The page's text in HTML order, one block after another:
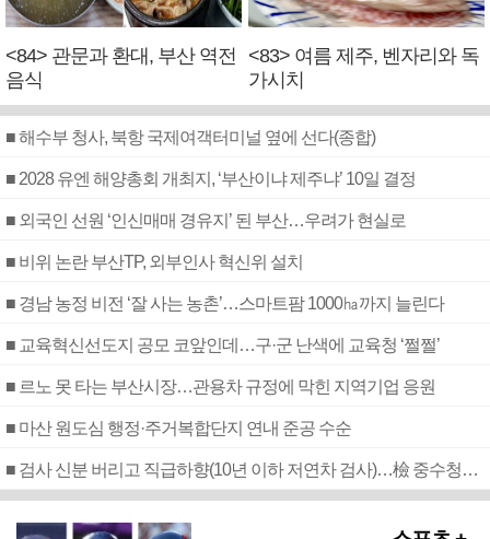
<84> 관문과 환대, 부산 역전
음식
<83> 여름 제주, 벤자리와 독
가시치
■ 해수부 청사, 북항 국제여객터미널 옆에 선다(종합)
■ 2028 유엔 해양총회 개최지, ‘부산이냐 제주냐’ 10일 결정
■ 외국인 선원 ‘인신매매 경유지’ 된 부산…우려가 현실로
■ 비위 논란 부산TP, 외부인사 혁신위 설치
■ 경남 농정 비전 ‘잘 사는 농촌’…스마트팜 1000㏊까지 늘린다
■ 교육혁신선도지 공모 코앞인데…구·군 난색에 교육청 ‘쩔쩔’
■ 르노 못 타는 부산시장…관용차 규정에 막힌 지역기업 응원
■ 마산 원도심 행정·주거복합단지 연내 준공 수순
■ 검사 신분 버리고 직급하향(10년 이하 저연차 검사)…檢 중수청행 기피